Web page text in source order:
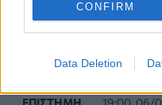
CONFIRM
Data Deletion
Πρώτη μέτρηση
την
ΕΠΙΣΤΉΜΗ 19:00, 06/